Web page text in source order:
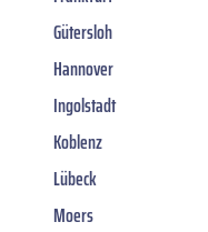
Gütersloh
Hannover
Ingolstadt
Koblenz
Lübeck
Moers